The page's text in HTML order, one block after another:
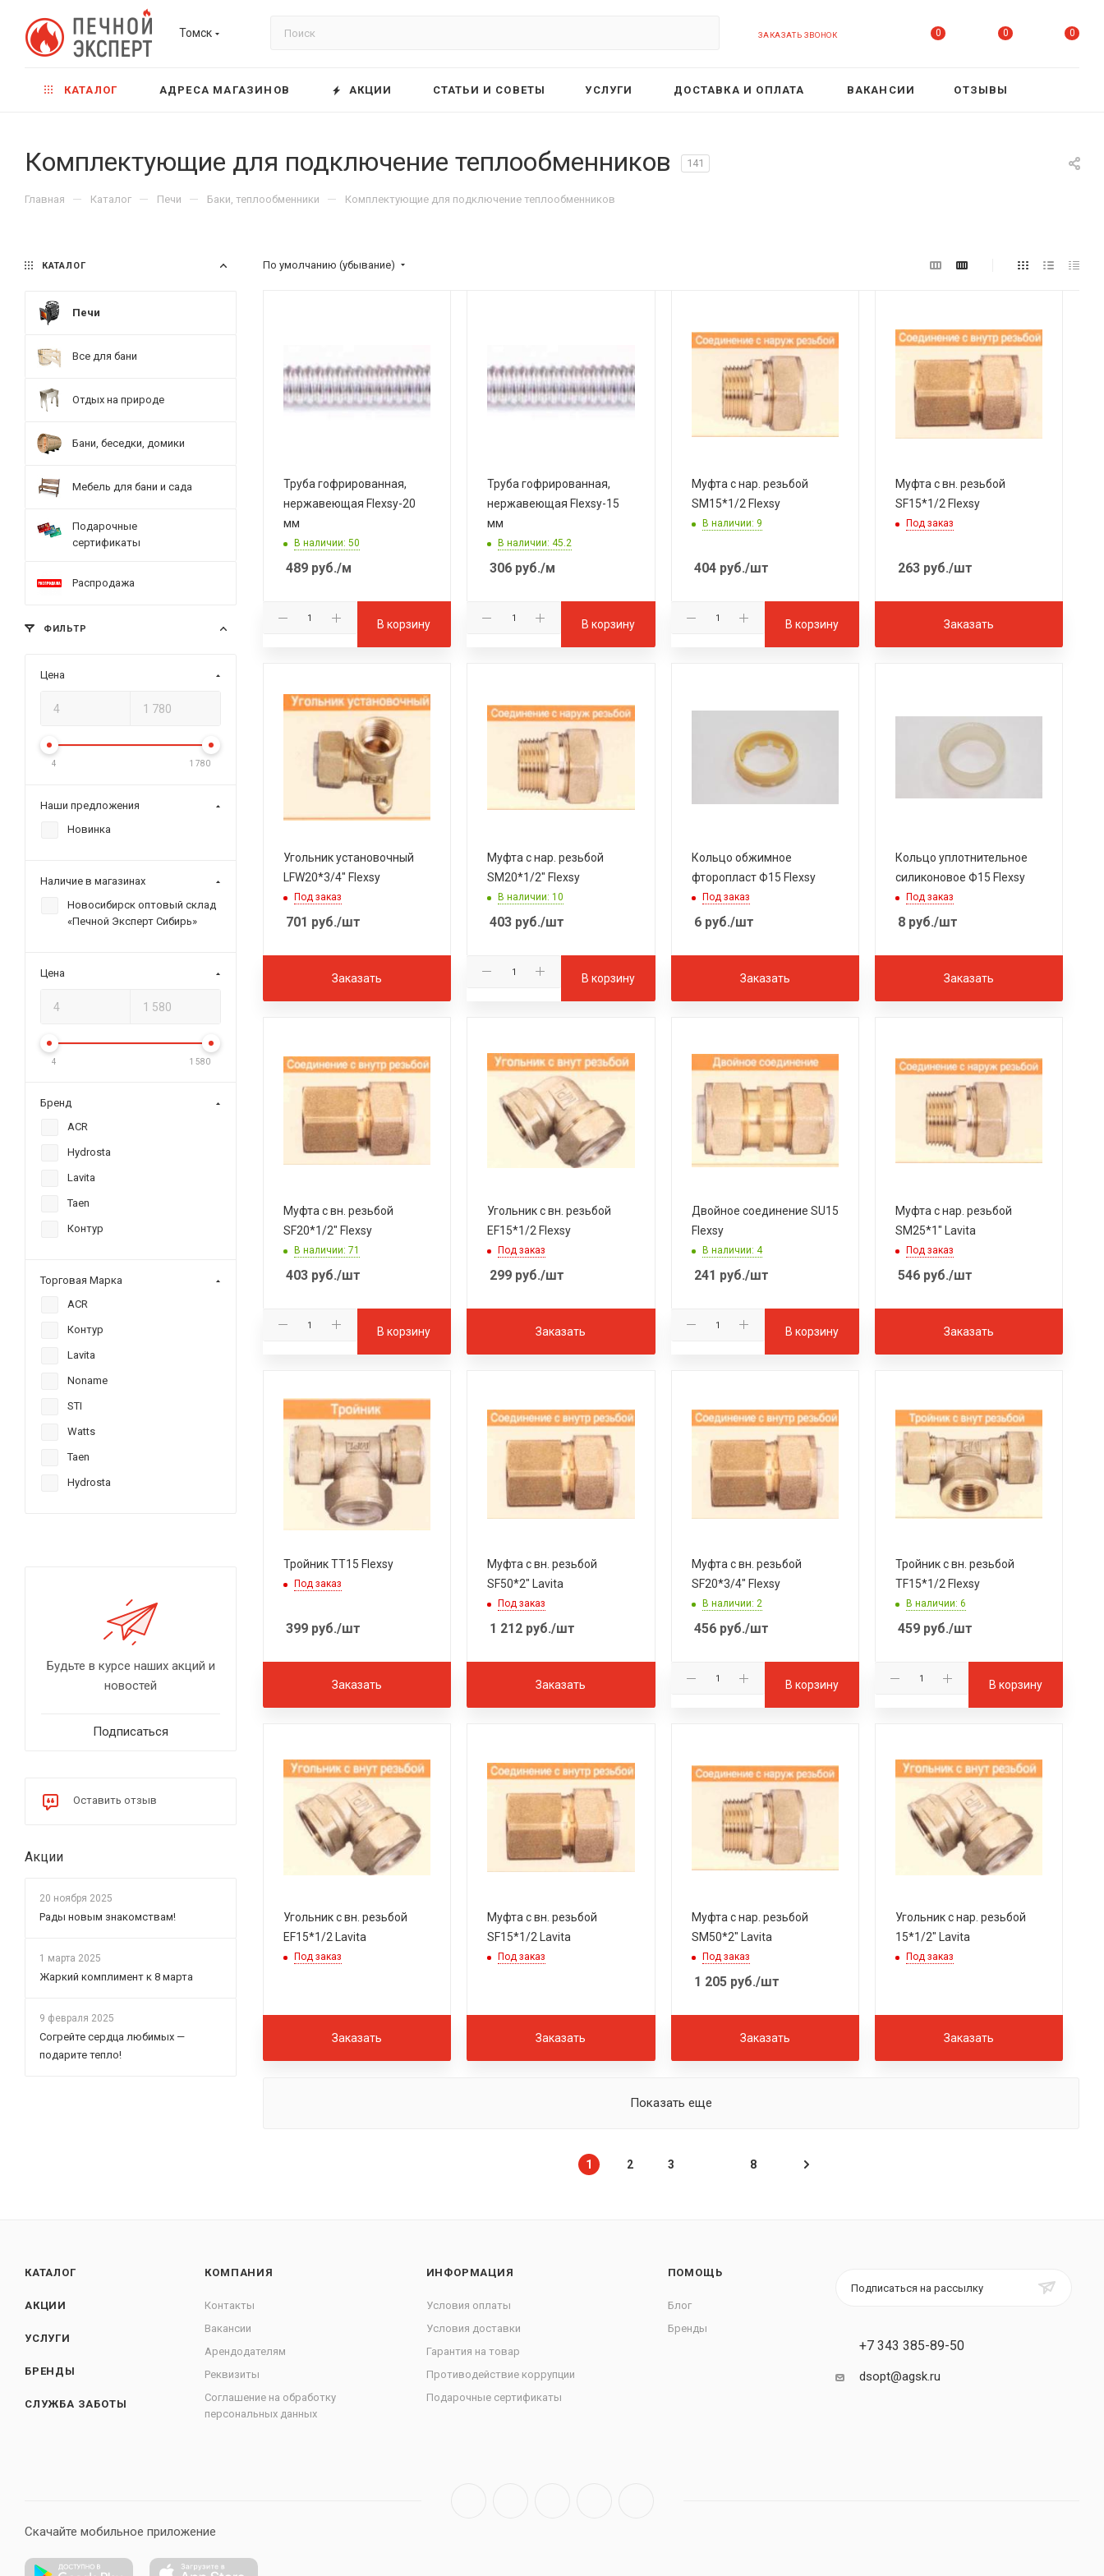
Томск ЗАКАЗАТЬ ЗВОНОК 0 0 0
КАТАЛОГ АДРЕСА МАГАЗИНОВ АКЦИИ СТАТЬИ И СОВЕТЫ УСЛУГИ ДОСТАВКА И ОПЛАТА ВАКАНСИИ ОТЗЫВЫ
Комплектующие для подключение теплообменников 141
Главная — Каталог — Печи — Баки, теплообменники — Комплектующие для подключение теплообменников
По умолчанию (убывание)
Труба гофрированная,
нержавеющая Flexsy-20
мм
В наличии: 50
489 руб./м
В корзину
Труба гофрированная,
нержавеющая Flexsy-15
мм
В наличии: 45.2
306 руб./м
В корзину
Муфта с нар. резьбой
SM15*1/2 Flexsy
В наличии: 9
404руб./шт
В корзину
Муфта с вн. резьбой
SF15*1/2 Flexsy
Под заказ
263руб./шт
Заказать
Угольник установочный
LFW20*3/4" Flexsy
Под заказ
701 руб./шт
Заказать
Муфта с нар. резьбой
SM20*1/2" Flexsy
В наличии: 10
403 руб./шт
В корзину
Кольцо обжимное
фторопласт Ф15 Flexsy
Под заказ
6руб./шт
Заказать
Кольцо уплотнительное
силиконовое Ф15 Flexsy
Под заказ
8руб./шт
Заказать
Муфта с вн. резьбой
SF20*1/2" Flexsy
В наличии: 71
403 руб./шт
В корзину
Угольник с вн. резьбой
EF15*1/2 Flexsy
Под заказ
299 руб./шт
Заказать
Двойное соединение SU15
Flexsy
В наличии: 4
241 руб./шт
В корзину
Муфта с нар. резьбой
SM25*1" Lavita
Под заказ
546руб./шт
Заказать
Тройник TT15 Flexsy
Под заказ
399 руб./шт
Заказать
Муфта с вн. резьбой
SF50*2" Lavita
Под заказ
1 212 руб./шт
Заказать
Муфта с вн. резьбой
SF20*3/4" Flexsy
В наличии: 2
456руб./шт
В корзину
Тройник с вн. резьбой
TF15*1/2 Flexsy
В наличии: 6
459руб./шт
В корзину
Угольник с вн. резьбой
EF15*1/2 Lavita
Под заказ
Заказать
Муфта с вн. резьбой
SF15*1/2 Lavita
Под заказ
Заказать
Муфта с нар. резьбой
SM50*2" Lavita
Под заказ
1 205руб./шт
Заказать
Угольник с нар. резьбой
15*1/2" Lavita
Под заказ
Заказать
Показать еще
1 2 3 8
КАТАЛОГ
Печи
Все для бани
Отдых на природе
Бани, беседки, домики
Мебель для бани и сада
Подарочные
сертификаты
Распродажа
ФИЛЬТР
Цена
4 1 780
Наши предложения
Новинка
Наличие в магазинах
Новосибирск оптовый склад
«Печной Эксперт Сибирь»
Цена
4 1 580
Бренд
ACR
Hydrosta
Lavita
Taen
Контур
Торговая Марка
ACR
Контур
Lavita
Noname
STI
Watts
Taen
Hydrosta
Будьте в курсе наших акций и
новостей
Подписаться
Оставить отзыв
Акции
20 ноября 2025
Рады новым знакомствам!
1 марта 2025
Жаркий комплимент к 8 марта
9 февраля 2025
Согрейте сердца любимых —
подарите тепло!
КАТАЛОГ
АКЦИИ
УСЛУГИ
БРЕНДЫ
СЛУЖБА ЗАБОТЫ
КОМПАНИЯ
Контакты
Вакансии
Арендодателям
Реквизиты
Соглашение на обработку
персональных данных
ИНФОРМАЦИЯ
Условия оплаты
Условия доставки
Гарантия на товар
Противодействие коррупции
Подарочные сертификаты
ПОМОЩЬ
Блог
Бренды
Подписаться на рассылку
+7 343 385-89-50
dsopt@agsk.ru
Скачайте мобильное приложение